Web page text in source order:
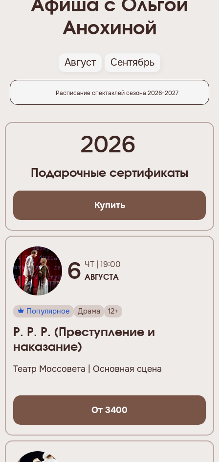
Афиша с Ольгой
Анохиной
Август Сентябрь
Расписание спектаклей сезона 2026-2027
2026
Подарочные сертификаты
Купить
6 ЧТ | 19:00
АВГУСТА
Популярное Драма 12+
Р. Р. Р. (Преступление и
наказание)
Театр Моссовета | Основная сцена
От 3400